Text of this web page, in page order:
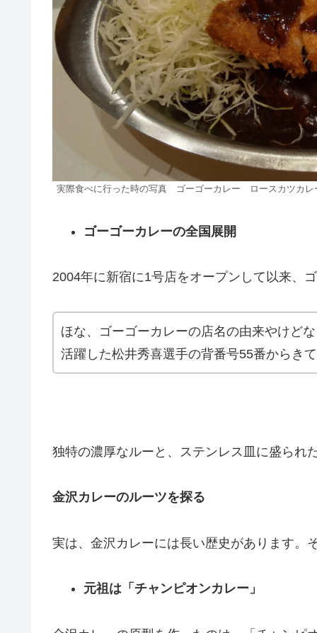
実際食べに行った時の写真 ゴーゴーカレー ロースカツカレ
ゴーゴーカレーの全国展開
2004年に新宿に1号店をオープンして以来、
ほな、ゴーゴーカレーの店名の由来やけど
活躍した松井秀喜選手の背番号55番からき
独特の濃厚なルーと、ステンレス皿に盛られ
金沢カレーのルーツを探る
実は、金沢カレーには長い歴史があります。
元祖は「チャンピオンカレー」